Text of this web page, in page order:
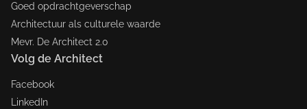
Goed opdrachtgeverschap
Architectuur als culturele waarde
Mevr. De Architect 2.0
Volg de Architect
Facebook
LinkedIn